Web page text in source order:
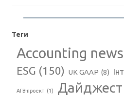
Теги
Accounting news
ESG (150) UK GAAP (8)
АГВ-проект (1) Дайджест